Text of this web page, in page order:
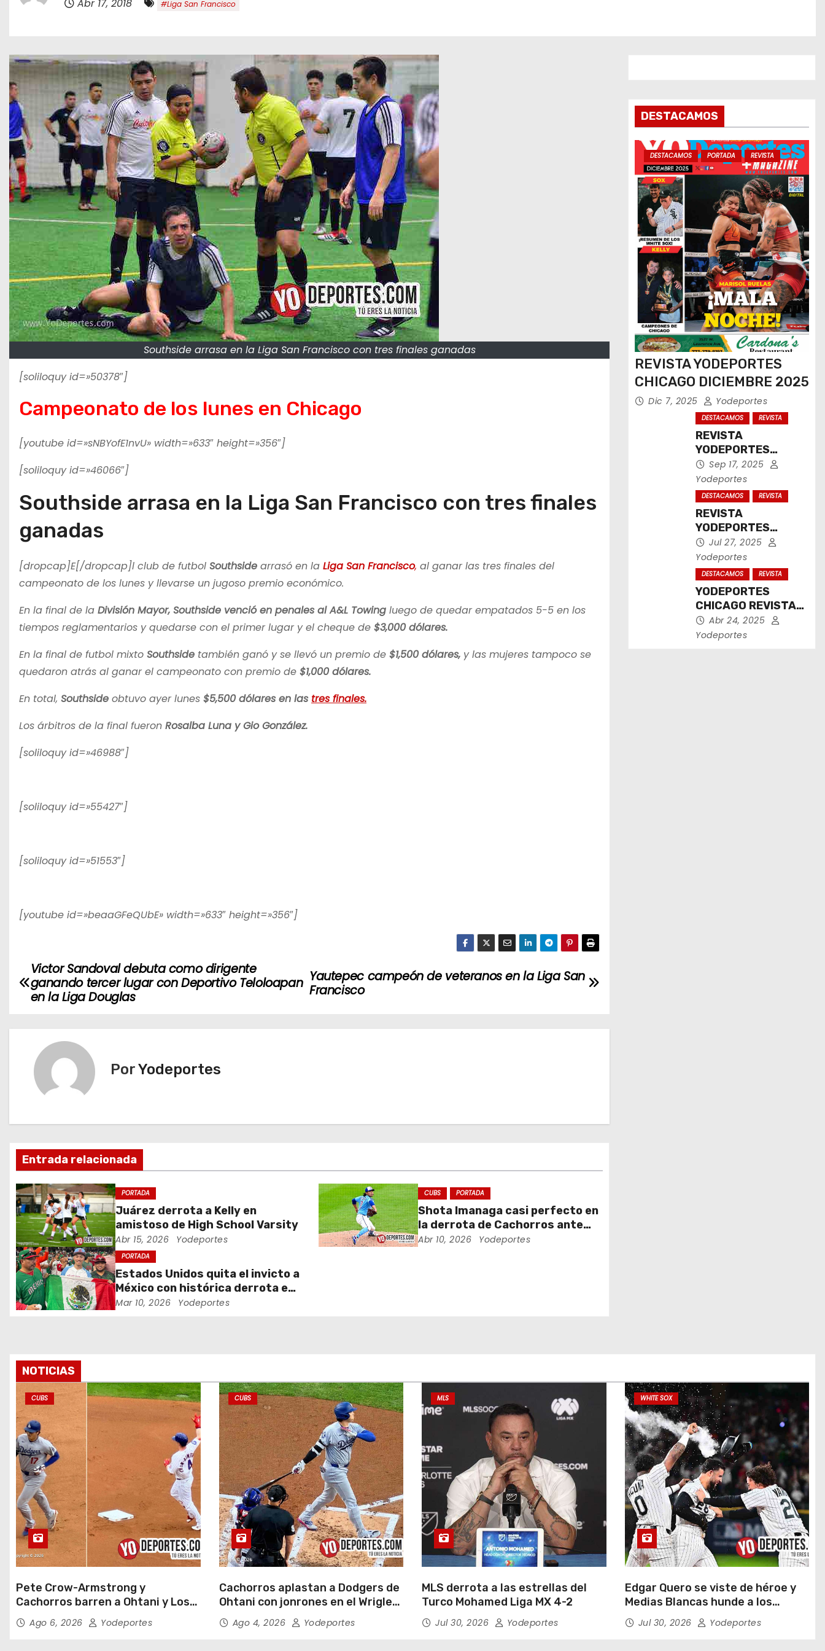
Abr 17, 2018 #Liga San Francisco
Southside arrasa en la Liga San Francisco con tres finales ganadas
[soliloquy id=»50378″]
Campeonato de los lunes en Chicago
[youtube id=»sNBYofE1nvU» width=»633″ height=»356″]
[soliloquy id=»46066″]
Southside arrasa en la Liga San Francisco con tres finales
ganadas
[dropcap]E[/dropcap]l club de futbol Southside arrasó en la Liga San Francisco, al ganar las tres finales del
campeonato de los lunes y llevarse un jugoso premio económico.
En la final de la División Mayor, Southside venció en penales al A&L Towing luego de quedar empatados 5-5 en los
tiempos reglamentarios y quedarse con el primer lugar y el cheque de $3,000 dólares.
En la final de futbol mixto Southside también ganó y se llevó un premio de $1,500 dólares, y las mujeres tampoco se
quedaron atrás al ganar el campeonato con premio de $1,000 dólares.
En total, Southside obtuvo ayer lunes $5,500 dólares en las tres finales.
Los árbitros de la final fueron Rosalba Luna y Gio González.
[soliloquy id=»46988″]
[soliloquy id=»55427″]
[soliloquy id=»51553″]
[youtube id=»beaaGFeQUbE» width=»633″ height=»356″]
N
v
c
i
ó
n
d
e
e
n
r
a
d
a
s
Yautepec campeón de veteranos en la Liga San
Francisco
Victor Sandoval debuta como dirigente
ganando tercer lugar con Deportivo Teloloapan
en la Liga Douglas
PorYodeportes
Entrada relacionada
PORTADA
Juárez derrota a Kelly en
amistoso de High School Varsity
Abr 15, 2026 Yodeportes
CUBS PORTADA
Shota Imanaga casi perfecto en
la derrota de Cachorros ante
Piratas
Abr 10, 2026 Yodeportes
PORTADA
Estados Unidos quita el invicto a
México con histórica derrota en
Clásico Mundial de Béisbol
Mar 10, 2026 Yodeportes
DESTACAMOS
DESTACAMOS PORTADA REVISTA
REVISTA YODEPORTES
CHICAGO DICIEMBRE 2025
Dic 7, 2025 Yodeportes
DESTACAMOS REVISTA
REVISTA
YODEPORTES
CHICAGO
SEPTIEMBRE 2025
Sep 17, 2025
Yodeportes
DESTACAMOS REVISTA
REVISTA
YODEPORTES
CHICAGO JULIO
2025
Jul 27, 2025
Yodeportes
DESTACAMOS REVISTA
YODEPORTES
CHICAGO REVISTA
IMPRESA ABRIL
2025
Abr 24, 2025
Yodeportes
NOTICIAS
CUBS
Pete Crow-Armstrong y
Cachorros barren a Ohtani y Los
Dodgers
Ago 6, 2026 Yodeportes
CUBS
Cachorros aplastan a Dodgers de
Ohtani con jonrones en el Wrigley
FieldAgo 4, 2026 Yodeportes
MLS
MLS derrota a las estrellas del
Turco Mohamed Liga MX 4-2
Jul 30, 2026 Yodeportes
WHITE SOX
Edgar Quero se viste de héroe y
Medias Blancas hunde a los
Yankees de Nueva York en doce
entradas
Jul 30, 2026 Yodeportes